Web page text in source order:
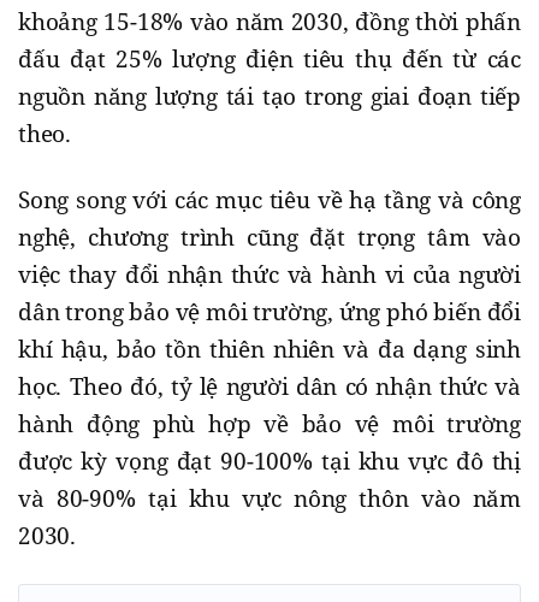
khoảng 15-18% vào năm 2030, đồng thời phấn
đấu đạt 25% lượng điện tiêu thụ đến từ các
nguồn năng lượng tái tạo trong giai đoạn tiếp
theo.
Song song với các mục tiêu về hạ tầng và công
nghệ, chương trình cũng đặt trọng tâm vào
việc thay đổi nhận thức và hành vi của người
dân trong bảo vệ môi trường, ứng phó biến đổi
khí hậu, bảo tồn thiên nhiên và đa dạng sinh
học. Theo đó, tỷ lệ người dân có nhận thức và
hành động phù hợp về bảo vệ môi trường
được kỳ vọng đạt 90-100% tại khu vực đô thị
và 80-90% tại khu vực nông thôn vào năm
2030.